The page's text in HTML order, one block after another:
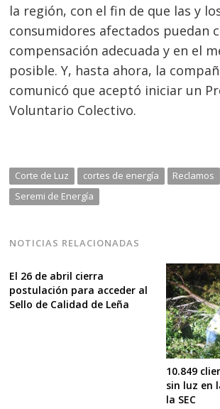
la región, con el fin de que las y
consumidores afectados puedan
compensación adecuada y en el
posible. Y, hasta ahora, la
comunicó que aceptó iniciar un
Voluntario Colectivo.
Corte de Luz cortes de energía
Reclamos
Seremi de Energía
NOTICIAS RELACIONADAS
El 26 de abril cierra
postulación para acceder al
Sello de Calidad de Leña
10.849
sin luz en
la SEC